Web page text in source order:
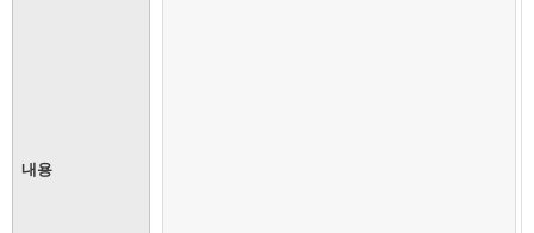
내용